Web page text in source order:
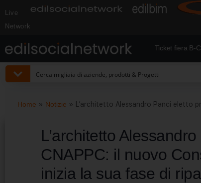
Live
Network
Ticket fiera B-
Home » Notizie » L’architetto Alessandro Panci eletto
L’architetto
CNAPPC: il nuovo
inizia la sua fase di